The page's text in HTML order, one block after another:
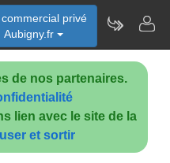
de nos partenaires.
lien avec le site de la
et sortir
privé
Aubigny.fr